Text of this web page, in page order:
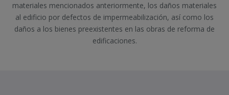
materiales mencionados anteriormente, los daños materiales
al edificio por defectos de impermeabilización, así como los
daños a los bienes preexistentes en las obras de reforma de
edificaciones.